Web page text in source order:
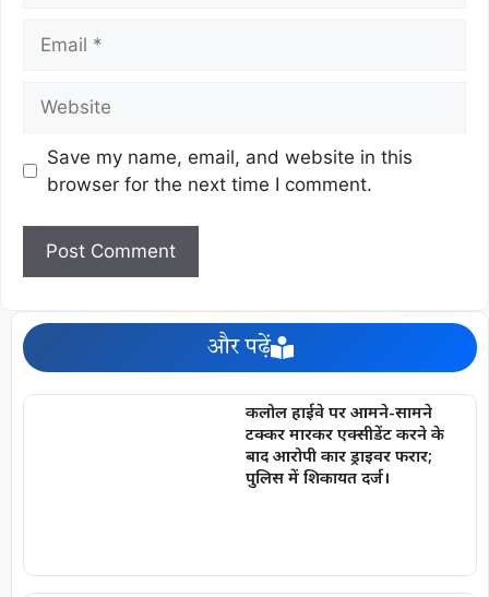
Save my name, email, and website in this
browser for the next time I comment.
और पढ़ें
कलोल हाईवे पर आमने-सामने
टक्कर मारकर एक्सीडेंट करने के
बाद आरोपी कार ड्राइवर फरार;
पुलिस में शिकायत दर्ज।